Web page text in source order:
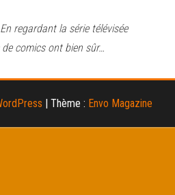
regardant la série télévisée
comics ont bien sûr…
Thème : Envo Magazine